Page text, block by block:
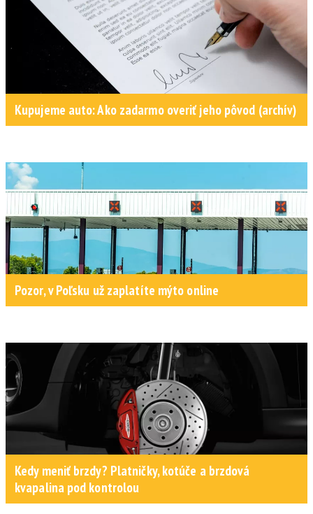
Kupujeme auto: Ako zadarmo overiť jeho pôvod (archív)
Pozor, v Poľsku už zaplatíte mýto online
Kedy meniť brzdy? Platničky, kotúče a brzdová
kvapalina pod kontrolou